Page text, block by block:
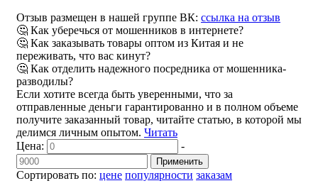
Отзыв размещен в нашей группе ВК: ссылка на отзыв
🤔 Как уберечься от мошенников в интернете?
🤔 Как заказывать товары оптом из Китая и не
переживать, что вас кинут?
🤔 Как отделить надежного посредника от мошенника-
разводилы?
Если хотите всегда быть уверенными, что за
отправленные деньги гарантированно и в полном объеме
получите заказанный товар, читайте статью, в которой мы
делимся личным опытом. Читать
Сортировать по: цене популярности заказам
Цена: -
Применить